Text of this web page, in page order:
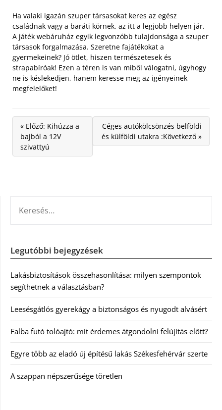
Ha valaki igazán szuper társasokat keres az egész
családnak vagy a baráti körnek, az itt a legjobb helyen jár.
A játék webáruház egyik legvonzóbb tulajdonsága a szuper
társasok forgalmazása. Szeretne fajátékokat a
gyermekeinek? Jó ötlet, hiszen természetesek és
strapabíróak! Ezen a téren is van miből válogatni, úgyhogy
ne is késlekedjen, hanem keresse meg az igényeinek
megfelelőket!
« Előző: Kihúzza a
bajból a 12V
szivattyú
Céges autókölcsönzés belföldi
és külföldi utakra :Következő »
Legutóbbi bejegyzések
Lakásbiztosítások összehasonlítása: milyen szempontok
segíthetnek a választásban?
Leesésgátlós gyerekágy a biztonságos és nyugodt alvásért
Falba futó tolóajtó: mit érdemes átgondolni felújítás előtt?
Egyre több az eladó új építésű lakás Székesfehérvár szerte
A szappan népszerűsége töretlen